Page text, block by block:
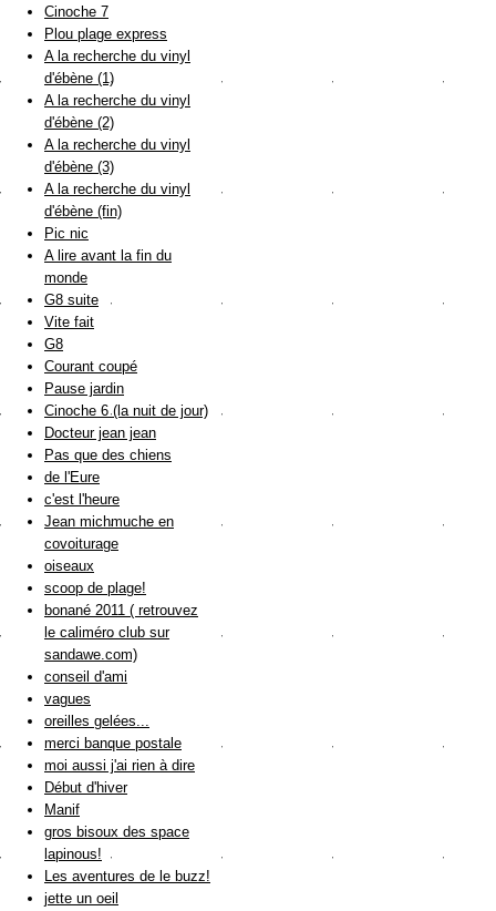
Cinoche 7
Plou plage express
A la recherche du vinyl
d'ébène (1)
A la recherche du vinyl
d'ébène (2)
A la recherche du vinyl
d'ébène (3)
A la recherche du vinyl
d'ébène (fin)
Pic nic
A lire avant la fin du
monde
G8 suite
Vite fait
G8
Courant coupé
Pause jardin
Cinoche 6 (la nuit de jour)
Docteur jean jean
Pas que des chiens
de l'Eure
c'est l'heure
Jean michmuche en
covoiturage
oiseaux
scoop de plage!
bonané 2011 ( retrouvez
le caliméro club sur
sandawe.com)
conseil d'ami
vagues
oreilles gelées...
merci banque postale
moi aussi j'ai rien à dire
Début d'hiver
Manif
gros bisoux des space
lapinous!
Les aventures de le buzz!
jette un oeil